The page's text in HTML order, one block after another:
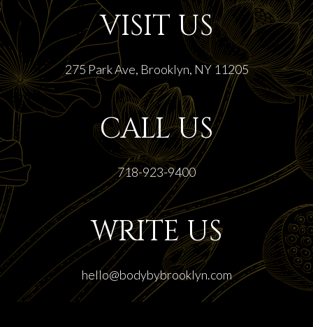
VISIT US
275 Park Ave, Brooklyn, NY 11205
CALL US
718-923-9400
WRITE US
hello@bodybybrooklyn.com